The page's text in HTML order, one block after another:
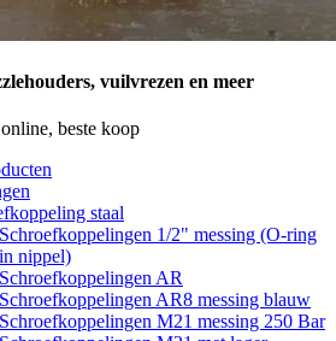
vuilvrezen en meer
beste koop
staal
Schroefkoppelingen 1/2" messing (O-ring
in nippel)
Schroefkoppelingen AR
Schroefkoppelingen AR8 messing blauw
Schroefkoppelingen M21 messing 250 Bar